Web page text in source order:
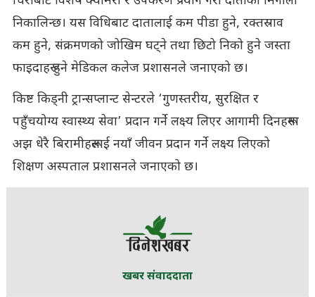
निकालिन्छ। यस विधिबाट दातालाई कम पीडा हुने, रक्तस्राव
कम हुने, संक्रमणको जोखिम घट्ने तथा छिटो निको हुने जस्ता
फाइदाहरू हुने मेडिकल कलेज प्रशासनले जनाएको छ।
किष्ट किड्नी ट्रान्सप्लान्ट सेन्टरले ‘गुणस्तरीय, सुरक्षित र
पहुँचयोग्य स्वास्थ्य सेवा’ प्रदान गर्ने लक्ष्य लिएर आगामी दिनहरूमा
अझ धेरै बिरामीहरूलाई नयाँ जीवन प्रदान गर्ने लक्ष्य लिएको
शिक्षण अस्पताल प्रशासनले जनाएको छ।
खबर संवाददाता